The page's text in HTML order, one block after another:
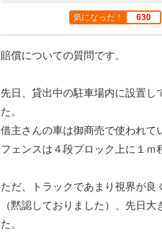
気になった！ 630
賠償についての質問です。
先日、貸出中の駐車場内に設置し
た。
借主さんの車は御商売で使われて
フェンスは４段ブロック上に１ｍ
ただ、トラックであまり視界が
（黙認しておりました）、先日
た。